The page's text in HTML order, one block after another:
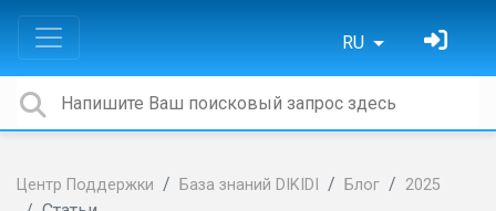
RU
Центр Поддержки База знаний DIKIDI Блог 2025